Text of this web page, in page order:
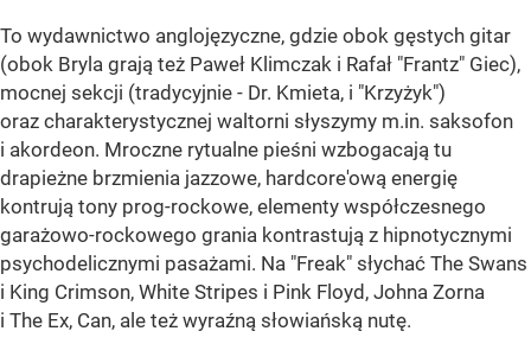
To wydawnictwo anglojęzyczne, gdzie obok gęstych gitar
(obok Bryla grają też Paweł Klimczak i Rafał "Frantz" Giec),
mocnej sekcji (tradycyjnie - Dr. Kmieta, i "Krzyżyk")
oraz charakterystycznej waltorni słyszymy m.in. saksofon
i akordeon. Mroczne rytualne pieśni wzbogacają tu
drapieżne brzmienia jazzowe, hardcore'ową energię
kontrują tony prog-rockowe, elementy współczesnego
garażowo-rockowego grania kontrastują z hipnotycznymi
psychodelicznymi pasażami. Na "Freak" słychać The Swans
i King Crimson, White Stripes i Pink Floyd, Johna Zorna
i The Ex, Can, ale też wyraźną słowiańską nutę.